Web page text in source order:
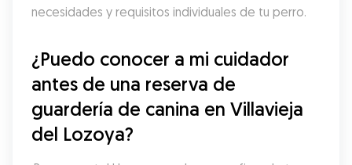
necesidades y requisitos individuales de tu perro.
¿Puedo conocer a mi cuidador
antes de una reserva de
guardería de canina en Villavieja
del Lozoya?